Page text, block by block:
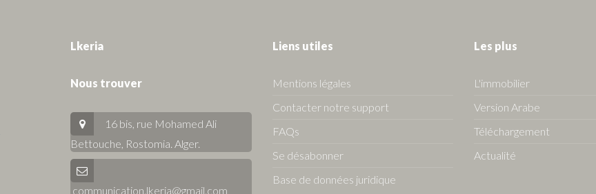
Lkeria
Nous trouver
16 bis, rue Mohamed Ali
Bettouche, Rostomia. Alger.
communication.lkeria@gmail.com
Liens utiles
Mentions légales
Contacter notre support
FAQs
Se désabonner
Base de données juridique
Les plus
L'immobilier
Version Arabe
Téléchargement
Actualité